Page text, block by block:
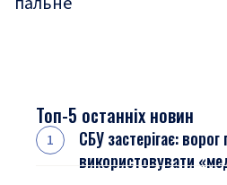
Топ-5 останніх новин
СБУ застерігає:
використовувати